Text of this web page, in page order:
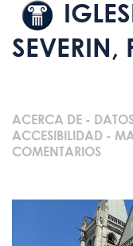
SEVERIN,
ACERCA DE -
ACCESIBILIDAD -
COMENTARIOS